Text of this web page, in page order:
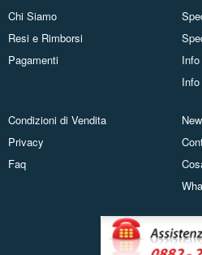
Chi Siamo
Resi e Rimborsi
Pagamenti
Condizioni di Vendita
Privacy
Faq